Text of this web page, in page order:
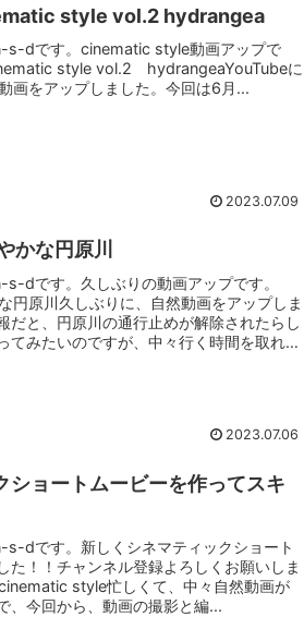
style vol.2 hydrangea
s-dです。cinematic style動画アップで
style vol.2 hydrangeaYouTubeに
画をアップしました。今回は6月...
2023.07.09
な円原川
dです。久しぶりの動画アップです。
原川久しぶりに、自然動画をアップしま
だと、円原川の通行止めが解除されたらし
てみたいのですが、中々行く時間を取れま
2023.07.06
ショートムービーを作ってスキ
dです。新しくシネマティックショート
た！！チャンネル登録よろしくお願いしま
style忙しくて、中々自然動画が
、今回から、動画の撮影と編...